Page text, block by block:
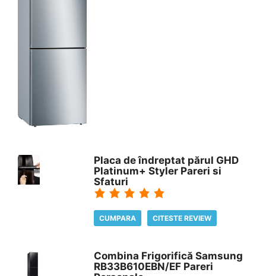
Placa de îndreptat părul GHD
Platinum+ Styler Pareri si
Sfaturi
CUMPARA CITESTE REVIEW
Combina Frigorifică Samsung
RB33B610EBN/EF Pareri